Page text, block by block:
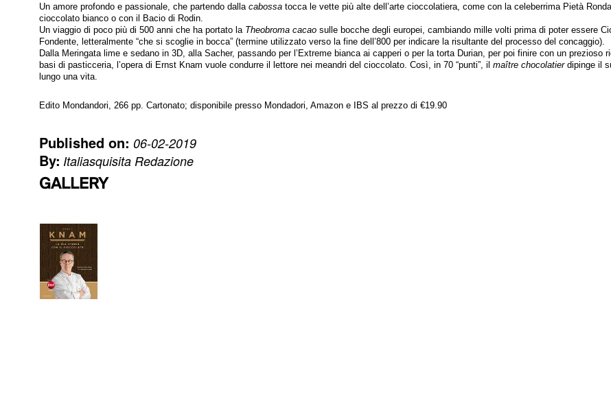
Un amore profondo e passionale, che partendo dalla cabossa tocca le vette più alte dell’arte cioccolatiera, come con la celeberrima Pietà
cioccolato bianco o con il Bacio di Rodin.
Un viaggio di poco più di 500 anni che ha portato la Theobroma cacao sulle bocche degli europei, cambiando mille volti prima di poter essere
Fondente, letteralmente “che si scoglie in bocca” (termine utilizzato verso la fine dell’800 per indicare la risultante del processo del concaggio).
Dalla Meringata lime e sedano in 3D, alla Sacher, passando per l’Extreme bianca ai capperi o per la torta Durian, per poi finire con un prezioso
basi di pasticceria, l’opera di Ernst Knam vuole condurre il lettore nei meandri del cioccolato. Così, in 70 “punti”, il maître chocolatierdipinge il
lungo una vita.
Edito Mondandori, 266 pp. Cartonato; disponibile presso Mondadori, Amazon e IBS al prezzo di €19.90
Published on: 06-02-2019
By: Italiasquisita Redazione
GALLERY